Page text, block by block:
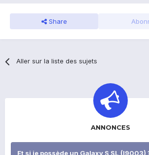
Share
Aller sur la liste des sujets
ANNONCES
Et si je possède un Galaxy S SL (I9003)